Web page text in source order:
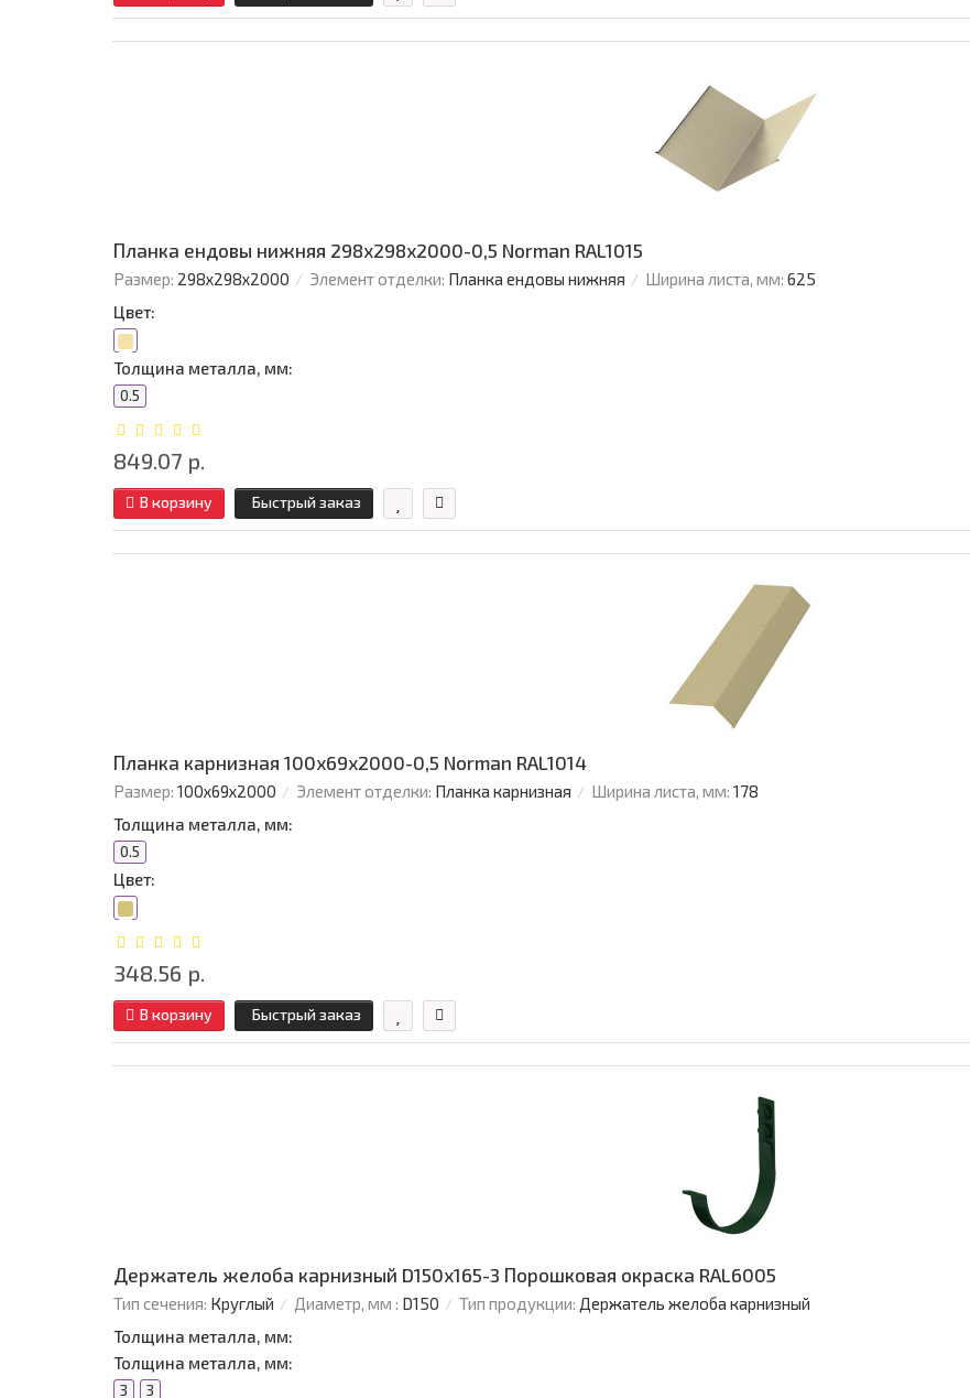
Планка ендовы нижняя 298х298х2000-0,5 Norman RAL1015
Размер: 298х298х2000 Элемент отделки: Планка ендовы нижняя Ширина листа, мм: 625
Цвет:
Толщина металла, мм:
0.5
849.07 р.
В корзину Быстрый заказ
Планка карнизная 100х69х2000-0,5 Norman RAL1014
Размер: 100х69х2000 Элемент отделки: Планка карнизная Ширина листа, мм: 178
Толщина металла, мм:
0.5
Цвет:
348.56 р.
В корзину Быстрый заказ
Держатель желоба карнизный D150х165-3 Порошковая окраска RAL6005
Тип сечения: Круглый Диаметр, мм : D150 Тип продукции: Держатель желоба карнизный
Толщина металла, мм:
Толщина металла, мм:
3 3